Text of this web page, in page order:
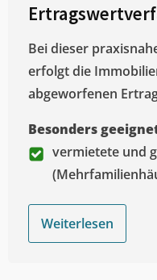
Bei dieser
erfolgt die
abgeworfenen
Besonders
vermietete und
Weiterlesen